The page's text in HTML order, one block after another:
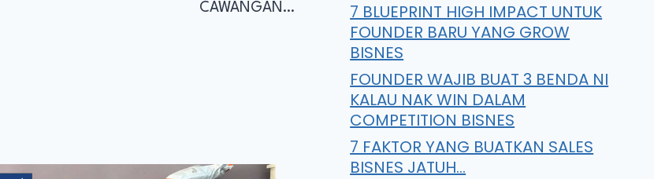
CAWANGAN…
7 BLUEPRINT HIGH IMPACT UNTUK
FOUNDER BARU YANG GROW
BISNES
FOUNDER WAJIB BUAT 3 BENDA NI
KALAU NAK WIN DALAM
COMPETITION BISNES
7 FAKTOR YANG BUATKAN SALES
BISNES JATUH…